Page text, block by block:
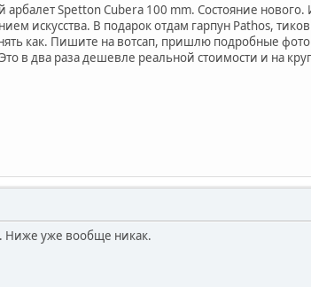
Spetton Cubera 100 mm. Состояние
искусства. В подарок отдам гарпун Pathos,
как. Пишите на вотсап, пришлю подробные
в два раза дешевле реальной стоимости и на
Ниже уже вообще никак.